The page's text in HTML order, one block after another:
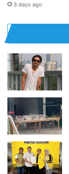
3 days ago